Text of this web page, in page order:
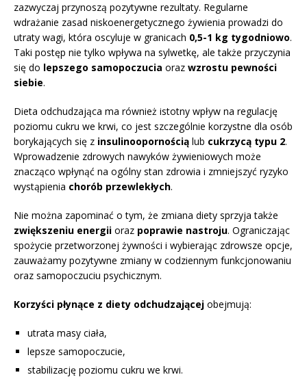
zazwyczaj przynoszą pozytywne rezultaty. Regularne
wdrażanie zasad niskoenergetycznego żywienia prowadzi do
utraty wagi, która oscyluje w granicach 0,5-1 kg tygodniowo.
Taki postęp nie tylko wpływa na sylwetkę, ale także przyczynia
się do lepszego samopoczucia oraz wzrostu pewności
siebie.
Dieta odchudzająca ma również istotny wpływ na regulację
poziomu cukru we krwi, co jest szczególnie korzystne dla osób
borykających się z insulinoopornością lub cukrzycą typu 2.
Wprowadzenie zdrowych nawyków żywieniowych może
znacząco wpłynąć na ogólny stan zdrowia i zmniejszyć ryzyko
wystąpienia chorób przewlekłych.
Nie można zapominać o tym, że zmiana diety sprzyja także
zwiększeniu energii oraz poprawie nastroju. Ograniczając
spożycie przetworzonej żywności i wybierając zdrowsze opcje,
zauważamy pozytywne zmiany w codziennym funkcjonowaniu
oraz samopoczuciu psychicznym.
Korzyści płynące z diety odchudzającej obejmują:
utrata masy ciała,
lepsze samopoczucie,
stabilizację poziomu cukru we krwi.